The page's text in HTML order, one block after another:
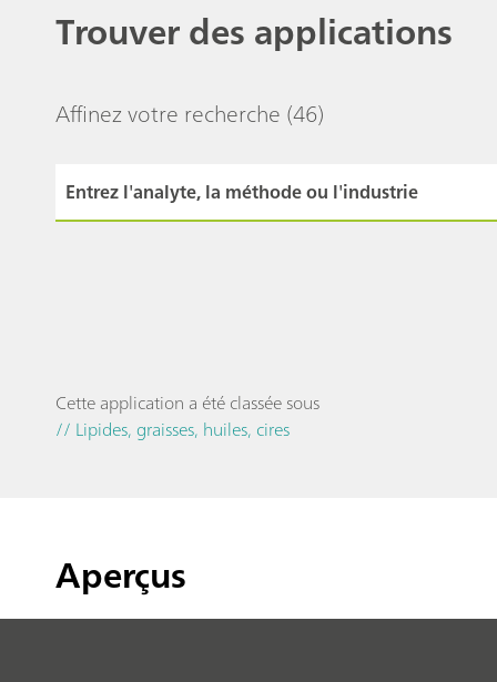
Trouver des applications
Affinez votre recherche (46)
Cette application a été classée sous
// Lipides, graisses, huiles, cires
Aperçus